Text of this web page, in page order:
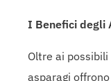
I Benefici degli
Oltre ai
asparagi